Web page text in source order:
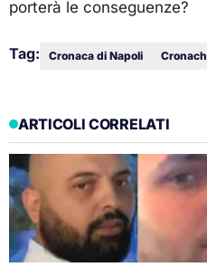
porterà le conseguenze?
Tag: Cronaca di Napoli
ARTICOLI CORRELATI